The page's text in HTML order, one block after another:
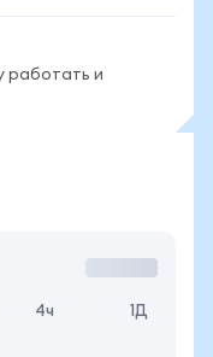
работать и
4ч 1Д